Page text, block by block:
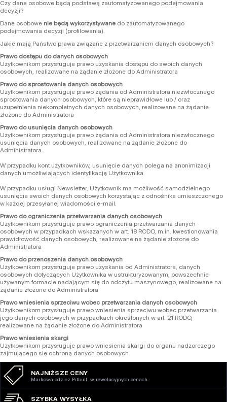
Czy dane osobowe będą podstawą zautomatyzowanego podejmowania
decyzji?
Dane osobowe nie będą wykorzystywane do zautomatyzowanego
podejmowania decyzji (profilowania).
Jakie mają Państwo prawa związane z przetwarzaniem danych osobowych?
Prawo dostępu do danych osobowych
Użytkownikom przysługuje prawo uzyskania dostępu do swoich danych
osobowych, realizowane na żądanie złożone do Administratora
Prawo do sprostowania danych osobowych
Użytkownikom przysługuje prawo żądania od Administratora niezwłocznego
sprostowania danych osobowych, które są nieprawidłowe lub / oraz
uzupełnienia niekompletnych danych osobowych, realizowane na żądanie
złożone do Administratora
Prawo do usunięcia danych osobowych
Użytkownikom przysługuje prawo żądania od Administratora niezwłocznego
usunięcia danych osobowych, realizowane na żądanie złożone do
Administratora.
W przypadku kont użytkowników, usunięcie danych polega na anonimizacji
danych umożliwiających identyfikację Użytkownika.
W przypadku usługi Newsletter, Użytkownik ma możliwość samodzielnego
usunięcia swoich danych osobowych korzystając z odnośnika umieszczonego
w każdej przesyłanej wiadomości e-mail.
Prawo do ograniczenia przetwarzania danych osobowych
Użytkownikom przysługuje prawo ograniczenia przetwarzania danych
osobowych w przypadkach wskazanych w art. 18 RODO, m.in. kwestionowania
prawidłowość danych osobowych, realizowane na żądanie złożone do
Administratora
Prawo do przenoszenia danych osobowych
Użytkownikom przysługuje prawo uzyskania od Administratora, danych
osobowych dotyczących Użytkownika w ustrukturyzowanym, powszechnie
używanym formacie nadającym się do odczytu maszynowego, realizowane na
żądanie złożone do Administratora
Prawo wniesienia sprzeciwu wobec przetwarzania danych osobowych
Użytkownikom przysługuje prawo wniesienia sprzeciwu wobec przetwarzania
jego danych osobowych w przypadkach określonych w art. 21 RODO,
realizowane na żądanie złożone do Administratora
Prawo wniesienia skargi
Użytkownikom przysługuje prawo wniesienia skargi do organu nadzorczego
zajmującego się ochroną danych osobowych.
NAJNIŻSZE CENY
Markowa odzież Pitbull w rewelacyjnych cenach.
SZYBKA WYSYŁKA